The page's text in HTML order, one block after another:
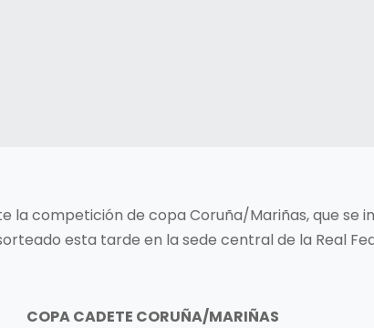
la competición de copa Coruña/Mariñas, que se
esta tarde en la sede central de la Real
COPA CADETE CORUÑA/MARIÑAS